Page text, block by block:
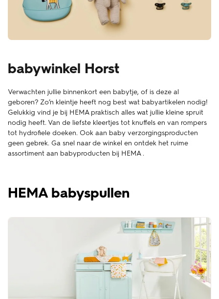
babywinkel Horst
Verwachten jullie binnenkort een babytje, of is deze al
geboren? Zo’n kleintje heeft nog best wat babyartikelen nodig!
Gelukkig vind je bij HEMA praktisch alles wat jullie kleine spruit
nodig heeft. Van de liefste kleertjes tot knuffels en van rompers
tot hydrofiele doeken. Ook aan baby verzorgingsproducten
geen gebrek. Ga snel naar de winkel en ontdek het ruime
assortiment aan babyproducten bij HEMA .
HEMA babyspullen